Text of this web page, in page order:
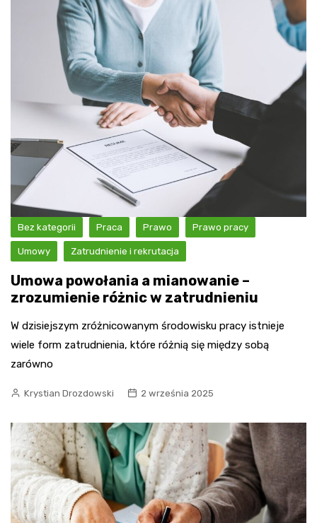
Bez kategorii Praca Prawo Prawo pracy
Umowy Zatrudnienie i rekrutacja
Umowa powołania a mianowanie –
zrozumienie różnic w zatrudnieniu
W dzisiejszym zróżnicowanym środowisku pracy istnieje
wiele form zatrudnienia, które różnią się między sobą
zarówno
Krystian Drozdowski 2 września 2025